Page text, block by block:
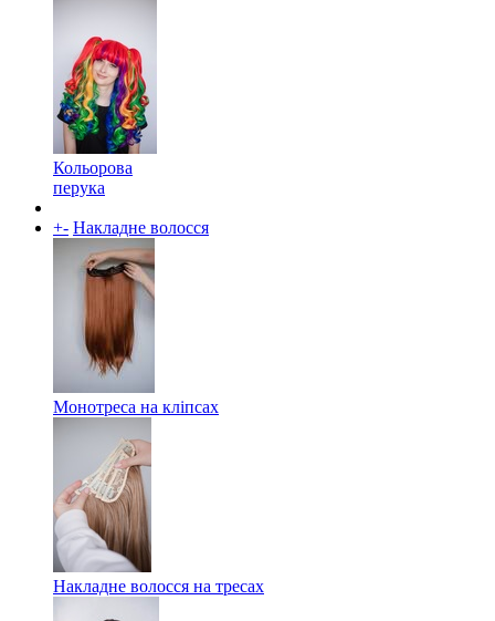
Кольорова
перука
+- Накладне волосся
Монотреса на кліпсах
Накладне волосся на тресах